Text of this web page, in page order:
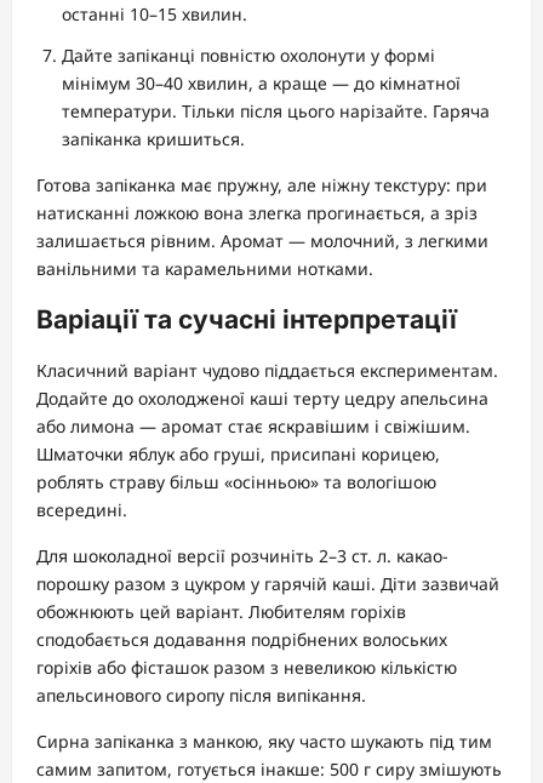
останні 10–15 хвилин.
Дайте запіканці повністю охолонути у формі
мінімум 30–40 хвилин, а краще — до кімнатної
температури. Тільки після цього нарізайте. Гаряча
запіканка кришиться.
Готова запіканка має пружну, але ніжну текстуру: при
натисканні ложкою вона злегка прогинається, а зріз
залишається рівним. Аромат — молочний, з легкими
ванільними та карамельними нотками.
Варіації та сучасні інтерпретації
Класичний варіант чудово піддається експериментам.
Додайте до охолодженої каші терту цедру апельсина
або лимона — аромат стає яскравішим і свіжішим.
Шматочки яблук або груші, присипані корицею,
роблять страву більш «осінньою» та вологішою
всередині.
Для шоколадної версії розчиніть 2–3 ст. л. какао-
порошку разом з цукром у гарячій каші. Діти зазвичай
обожнюють цей варіант. Любителям горіхів
сподобається додавання подрібнених волоських
горіхів або фісташок разом з невеликою кількістю
апельсинового сиропу після випікання.
Сирна запіканка з манкою, яку часто шукають під тим
самим запитом, готується інакше: 500 г сиру змішують